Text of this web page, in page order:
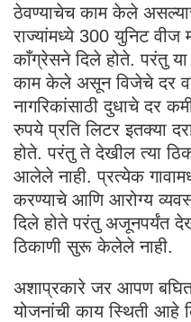
ठेवण्याचेच काम केले
राज्यांमध्ये 300 युनिट
काँग्रेसने दिले होते. परंतु
काम केले असून विजेचे दर
नागरिकांसाठी दुधाचे दर
रुपये प्रति लिटर इतक्या
होते. परंतु ते देखील त्या
आलेले नाही. प्रत्येक
करण्याचे आणि आरोग्य
दिले होते परंतु अजूनपर्यंत
ठिकाणी सुरू केलेले नाही.
अशाप्रकारे जर आपण
योजनांची काय स्थिती आहे